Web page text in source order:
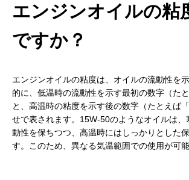
エンジンオイルの粘
ですか？
エンジンオイルの粘度は、オイルの流動性を
的に、低温時の流動性を示す最初の数字（た
と、高温時の粘度を示す後の数字（たとえば
せで表されます。15W-50のようなオイルは、
動性を保ちつつ、高温時にはしっかりとした
す。このため、異なる気温範囲での使用が可能